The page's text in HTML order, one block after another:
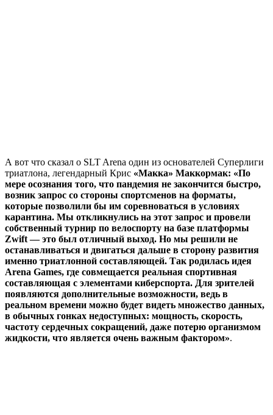
А вот что сказал о SLT Arena один из основателей Суперлиги
триатлона, легендарный Крис «Макка» Маккормак: «По
мере осознания того, что пандемия не закончится быстро,
возник запрос со стороны спортсменов на форматы,
которые позволили бы им соревноваться в условиях
карантина. Мы откликнулись на этот запрос и провели
собственный турнир по велоспорту на базе платформы
Zwift — это был отличный выход. Но мы решили не
останавливаться и двигаться дальше в сторону развития
именно триатлонной составляющей. Так родилась идея
Arena Games, где совмещается реальная спортивная
составляющая с элементами киберспорта. Для зрителей
появляются дополнительные возможности, ведь в
реальном времени можно будет видеть множество данных,
в обычных гонках недоступных: мощность, скорость,
частоту сердечных сокращений, даже потерю организмом
жидкости, что является очень важным фактором».